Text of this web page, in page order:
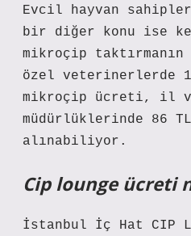
Evcil hayvan
bir diğer konu ise
mikroçip
özel veterinerlerde
mikroçip ücreti, il
müdürlüklerinde 86
alınabiliyor.
Cip lounge ücreti
İstanbul İç Hat CIP